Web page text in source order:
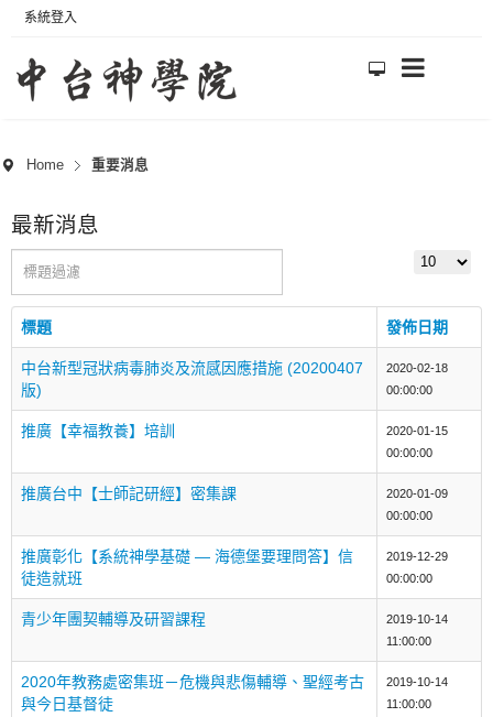
系統登入
Home 重要消息
最新消息
顯示數目
標題 發佈日期
中台新型冠狀病毒肺炎及流感因應措施 (20200407
版)
2020-02-18
00:00:00
推廣【幸福教養】培訓
2020-01-15
00:00:00
推廣台中【士師記研經】密集課
2020-01-09
00:00:00
推廣彰化【系統神學基礎 — 海德堡要理問答】信
徒造就班
2019-12-29
00:00:00
青少年團契輔導及研習課程
2019-10-14
11:00:00
2020年教務處密集班－危機與悲傷輔導、聖經考古
與今日基督徒
2019-10-14
11:00:00